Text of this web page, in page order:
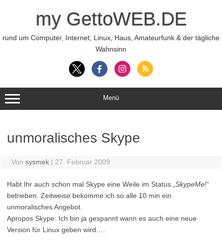
my GettoWEB.DE
rund um Computer, Internet, Linux, Haus, Amateurfunk & der tägliche
Wahnsinn
Menü
unmoralisches Skype
Von sysmek | 27. Februar 2009
Habt Ihr auch schon mal Skype eine Weile im Status „ SkypeMe!“
betrieben. Zeitweise bekomme ich so alle 10 min ein
unmoralisches Angebot.
Apropos Skype: Ich bin ja gespannt wann es auch eine neue
Version für Linux geben wird….